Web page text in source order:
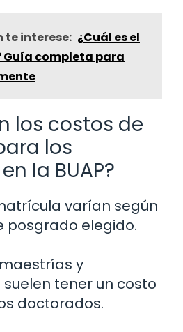
te interese: ¿Cuál es el
Guía completa para
los costos de
los
la BUAP?
varían según
posgrado elegido.
y
tener un costo
doctorados.